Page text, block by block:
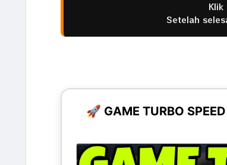
Setelah
🚀 GAME TURBO